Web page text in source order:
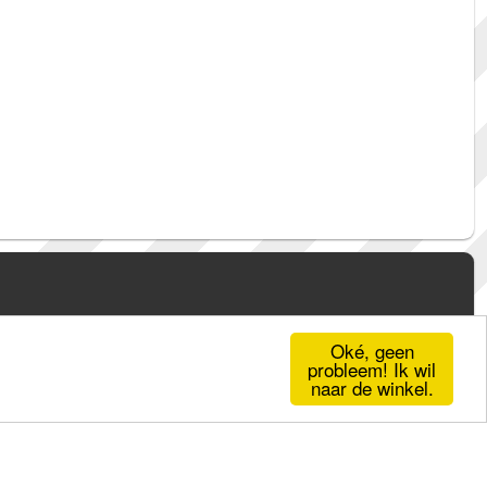
Oké, geen
probleem! Ik wil
naar de winkel.